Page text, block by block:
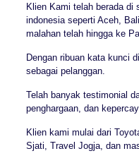
Klien Kami telah berada di
indonesia seperti Aceh,
malahan telah hingga ke
Dengan ribuan kata kunci
sebagai pelanggan.
Telah banyak testimonial
penghargaan, dan
Klien kami mulai dari
Sjati, Travel Jogja, dan